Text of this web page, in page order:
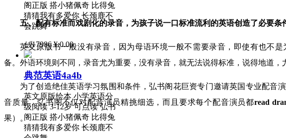
五、配有标准而戏剧化的录音，为孩子说一口标准流利的英语创造了必要条
英文原版书一般没有录音，因为母语环境一般不需要录音，即使有也不
备。外语环境则不同，录音尤为重要，没有录音，就无法说得标准，说得地道，
为了创造绝佳英语学习氛围和条件，弘书阁花巨资专门邀请英国专业配音
音质量，弘书阁不仅对配音演员精挑细选，而且要求每个配音演员都read
果）。
阁正版 搭小猪佩奇 比得兔
猜猜我有多爱你 长颈鹿不
会跳舞
넶17986 ¥ 0.00
典范英语4a4b
英文原版绘本 小学英语分
级阅读 3-12岁 可点读 弘书
阁正版 搭小猪佩奇 比得兔
猜猜我有多爱你 长颈鹿不